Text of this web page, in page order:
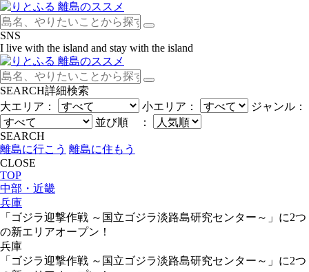
SNS
I live with the island and stay with the island
SEARCH詳細検索
大エリア：
小エリア：
ジャンル：
並び順 ：
SEARCH
離島に行こう 離島に住もう
CLOSE
TOP
中部・近畿
兵庫
「ゴジラ迎撃作戦 ～国立ゴジラ淡路島研究センター～」に2つ
の新エリアオープン！
兵庫
「ゴジラ迎撃作戦 ～国立ゴジラ淡路島研究センター～」に2つ